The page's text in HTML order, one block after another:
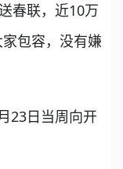
春联，近10万
包容，没有嫌
日当周向开